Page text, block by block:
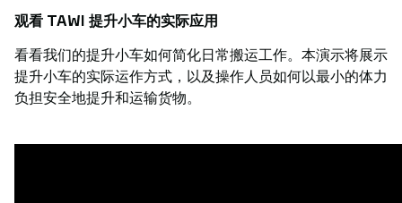
观看 TAWI 提升小车的实际应用
看看我们的提升小车如何简化日常搬运工作。本演示将展示
提升小车的实际运作方式，以及操作人员如何以最小的体力
负担安全地提升和运输货物。